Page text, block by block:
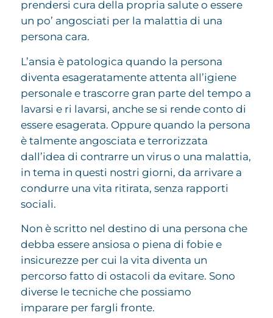
prendersi cura della propria salute o essere
un po’ angosciati per la malattia di una
persona cara.
L’ansia è patologica quando la persona
diventa esageratamente attenta all’igiene
personale e trascorre gran parte del tempo a
lavarsi e ri lavarsi, anche se si rende conto di
essere esagerata. Oppure quando la persona
è talmente angosciata e terrorizzata
dall’idea di contrarre un virus o una malattia,
in tema in questi nostri giorni, da arrivare a
condurre una vita ritirata, senza rapporti
sociali.
Non è scritto nel destino di una persona che
debba essere ansiosa o piena di fobie e
insicurezze per cui la vita diventa un
percorso fatto di ostacoli da evitare. Sono
diverse le tecniche che possiamo
imparare per fargli fronte.